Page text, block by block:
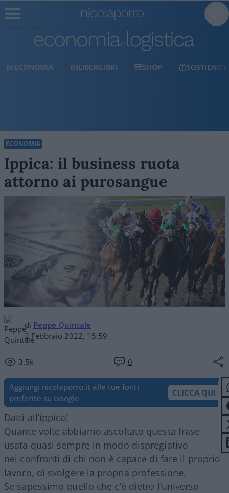
ECONOMIA LIBERILIBRI SHOP SOSTIENICI
ECONOMIA
Ippica: il business ruota
attorno ai purosangue
di Peppe Quintale
2 Febbraio 2022, 15:59
3.5k 0
Aggiungi nicolaporro.it alle tue fonti
preferite su Google
CLICCA QUI
Datti all’ippica!
Quante volte abbiamo ascoltato questa frase
usata quasi sempre in modo dispregiativo
nei confronti di chi non è capace di fare il proprio
lavoro, di svolgere la propria professione.
Se sapessimo quello che c’è dietro l’universo